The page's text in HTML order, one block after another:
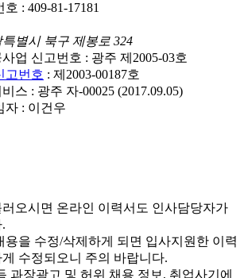
: 409-81-17181
별시 북구 제봉로 324
업 신고번호 : 광주 제2005-03호
고번호 : 제2003-00187호
스 : 광주 자-00025 (2017.09.05)
자 : 이건우
오시면 온라인 이력서도 인사담당자가
용을 수정/삭제하게 되면 입사지원한 이력
수정되오니 주의 바랍니다.
과장광고 및 허위 채용 정보, 취업사기에